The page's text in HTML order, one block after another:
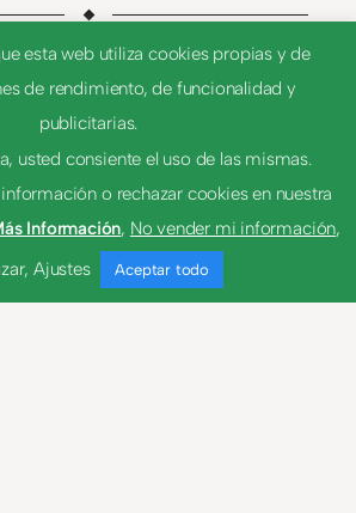
va
esta web utiliza cookies propias y de
de rendimiento, de funcionalidad y
publicitarias.
usted consiente el uso de las mismas.
o rechazar cookies en nuestra
Información, No vender mi información,
, Ajustes Aceptar todo